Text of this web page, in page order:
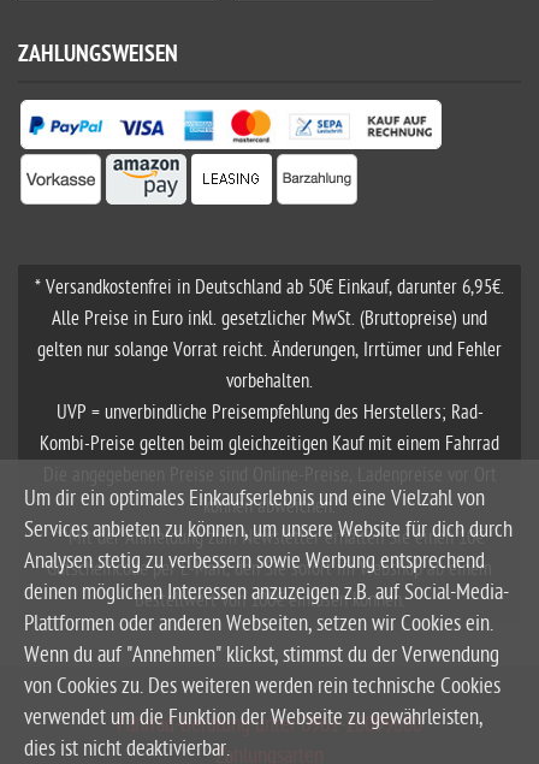
ZAHLUNGSWEISEN
* Versandkostenfrei in Deutschland ab 50€ Einkauf, darunter 6,95€.
Alle Preise in Euro inkl. gesetzlicher MwSt. (Bruttopreise) und
gelten nur solange Vorrat reicht. Änderungen, Irrtümer und Fehler
vorbehalten.
UVP = unverbindliche Preisempfehlung des Herstellers; Rad-
Kombi-Preise gelten beim gleichzeitigen Kauf mit einem Fahrrad
können abweichen.
**Mit der Anmeldung zum Newsletter erhalten Sie einen 10€
Gutscheincode per E-Mail, den Sie sofort im Webshop ab einem
Bestellwert von 100€ einlösen können.
Fahrrad-Beratung unter 0961-20099680
Zahlungsarten
Um dir ein optimales Einkaufserlebnis und eine Vielzahl von
Services anbieten zu können, um unsere Website für dich durch
Analysen stetig zu verbessern sowie Werbung entsprechend
deinen möglichen Interessen anzuzeigen z.B. auf Social-Media-
Plattformen oder anderen Webseiten, setzen wir Cookies ein.
Wenn du auf "Annehmen" klickst, stimmst du der Verwendung
von Cookies zu. Des weiteren werden rein technische Cookies
verwendet um die Funktion der Webseite zu gewährleisten,
dies ist nicht deaktivierbar.